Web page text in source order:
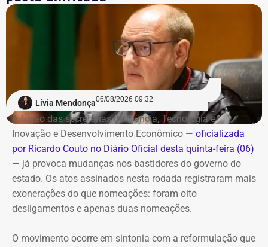
Lívia Mendonça06/08/2026 09:32
A fusão das secretarias de Ciência, Tecnologia e
Inovação e Desenvolvimento Econômico — oficializada
por Ricardo Couto no Diário Oficial desta quinta-feira (06)
— já provoca mudanças nos bastidores do governo do
estado. Os atos assinados nesta rodada registraram mais
exonerações do que nomeações: foram oito
desligamentos e apenas duas nomeações.
O movimento ocorre em sintonia com a reformulação que